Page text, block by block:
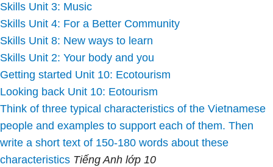
Skills Unit 3: Music
Skills Unit 4: For a Better Community
Skills Unit 8: New ways to learn
Skills Unit 2: Your body and you
Getting started Unit 10: Ecotourism
Looking back Unit 10: Eotourism
Think of three typical characteristics of the Vietnamese
people and examples to support each of them. Then
write a short text of 150-180 words about these
characteristics Tiếng Anh lớp 10